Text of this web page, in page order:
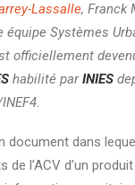
Lassalle, Franck
équipe Systèmes
officiellement
habilité parINIES
document dans
de l’ACV d’un